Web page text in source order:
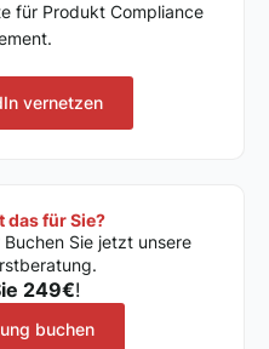
für Produkt Compliance
vernetzen
das für Sie?
Sie jetzt unsere
249€!
buchen